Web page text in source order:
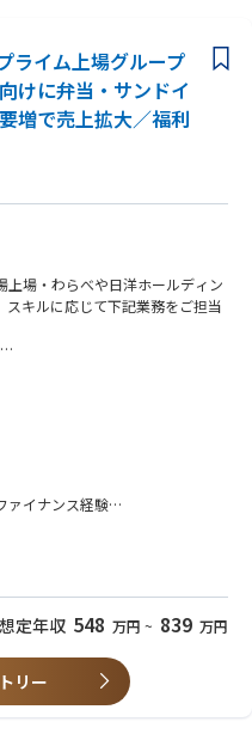
ライム上場グループ
けに弁当・サンドイ
増で売上拡大／福利
上場・わらべや日洋ホールディン
キルに応じて下記業務をご担当
定
グス株式会社へ出向となります
ただくことも可能ですし、志向性
ァイナンス経験
務経験
想定年収 548 万円 ~ 839 万円
リー